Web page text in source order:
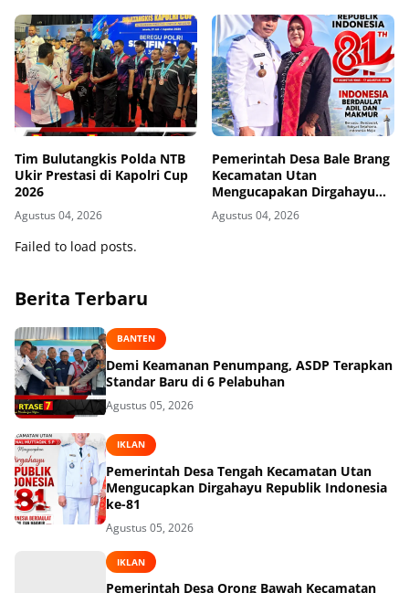
Tim Bulutangkis Polda NTB
Ukir Prestasi di Kapolri Cup
2026
Agustus 04, 2026
Pemerintah Desa Bale Brang
Kecamatan Utan
Mengucapakan Dirgahayu
Republik Indonesia ke-81
Agustus 04, 2026
Failed to load posts.
Berita Terbaru
BANTEN
Demi Keamanan Penumpang, ASDP Terapkan
Standar Baru di 6 Pelabuhan
Agustus 05, 2026
IKLAN
Pemerintah Desa Tengah Kecamatan Utan
Mengucapkan Dirgahayu Republik Indonesia
ke-81
Agustus 05, 2026
IKLAN
Pemerintah Desa Orong Bawah Kecamatan